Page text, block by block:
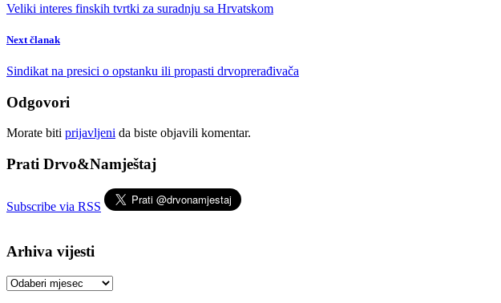
Veliki interes finskih tvrtki za suradnju sa Hrvatskom
Next članak
Sindikat na presici o opstanku ili propasti drvoprerađivača
Odgovori
Morate biti prijavljeni da biste objavili komentar.
Prati Drvo&Namještaj
Subscribe via RSS
Arhiva vijesti
Arhiva